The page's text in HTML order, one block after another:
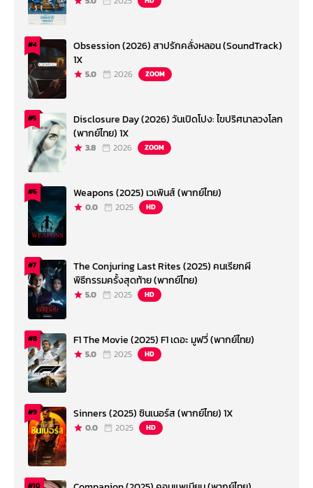
#4
Obsession (2026) สาปรักคลั่งหลอน (SoundTrack)
1X
5.0 2026 ZOOM
#5
Disclosure Day (2026) วันเปิดโปง: ไขปริศนาลวงโลก
(พากย์ไทย) 1X
3.8 2026 ZOOM
#6 Weapons (2025) เวเพินส์ (พากย์ไทย)
0.0 2025 HD
#7
The Conjuring Last Rites (2025) คนเรียกผี
พิธีกรรมครั้งสุดท้าย (พากย์ไทย)
5.0 2025 HD
#8 F1 The Movie (2025) F1 เดอะ มูฟวี่ (พากย์ไทย)
5.0 2025 HD
#9 Sinners (2025) ซินเนอร์ส (พากย์ไทย) 1X
0.0 2025 HD
#10